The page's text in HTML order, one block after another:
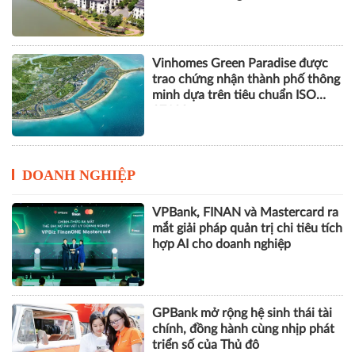
Vinhomes Green Paradise được
trao chứng nhận thành phố thông
minh dựa trên tiêu chuẩn ISO
DOANH NGHIỆP
VPBank, FINAN và Mastercard ra
mắt giải pháp quản trị chi tiêu tích
hợp AI cho doanh nghiệp
GPBank mở rộng hệ sinh thái tài
chính, đồng hành cùng nhịp phát
triển số của Thủ đô